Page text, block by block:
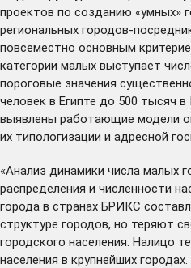
проектов по созданию «умных»
региональных городов-
повсеместно основным
категории малых выступает
пороговые значения
человек в Египте до 500 тысяч
выявлены работающие модели
их типологизации и адресной
«Анализ динамики числа малых
распределения и численности
города в странах БРИКС
структуре городов, но теряют
городского населения. Налицо
населения в крупнейших